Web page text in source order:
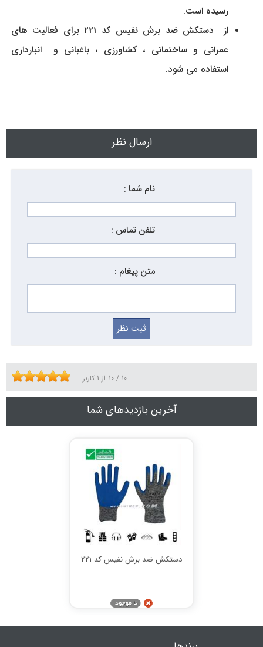
رسیده است.
از دستکش ضد برش نفیس کد 221 برای فعالیت های
عمرانی و ساختمانی ، کشاورزی ، باغبانی و انبارداری
استفاده می شود.
ارسال نظر
نام شما :
تلفن تماس :
متن پیغام :
10 / 10 از 1 کاربر
آخرین بازدیدهای شما
دستکش ضد برش نفیس کد 221